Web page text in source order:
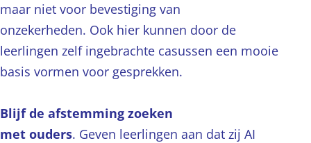
maar niet voor bevestiging van
onzekerheden. Ook hier kunnen door de
leerlingen zelf ingebrachte casussen een mooie
basis vormen voor gesprekken.
Blijf de afstemming zoeken
met ouders. Geven leerlingen aan dat zij AI